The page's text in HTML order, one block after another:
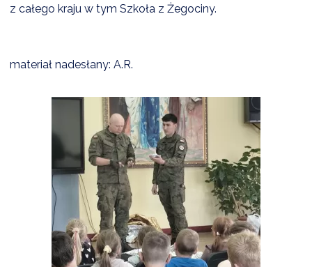
z całego kraju w tym Szkoła z Żegociny.
materiał nadesłany: A.R.